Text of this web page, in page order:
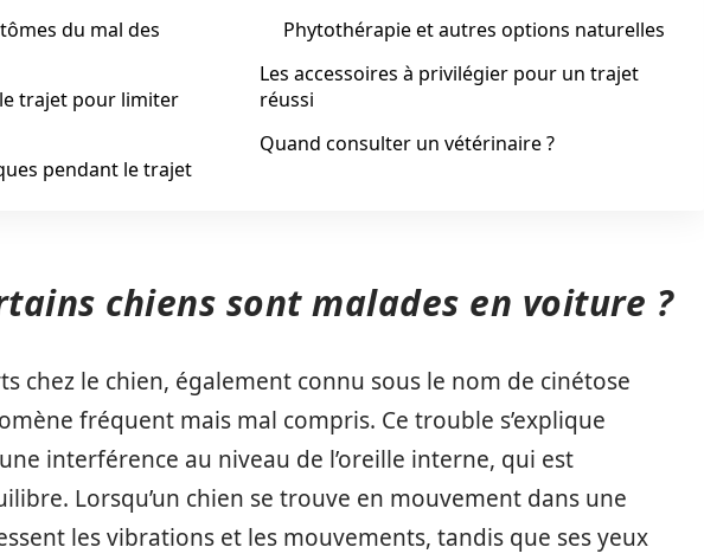
du mal des
trajet pour limiter
pendant le trajet
Phytothérapie et autres options naturelles
Les accessoires à privilégier pour un trajet
réussi
Quand consulter un vétérinaire ?
chiens sont malades en voiture ?
chez le chien, également connu sous le nom de cinétose
fréquent mais mal compris. Ce trouble s’explique
interférence au niveau de l’oreille interne, qui est
Lorsqu’un chien se trouve en mouvement dans une
les vibrations et les mouvements, tandis que ses yeux